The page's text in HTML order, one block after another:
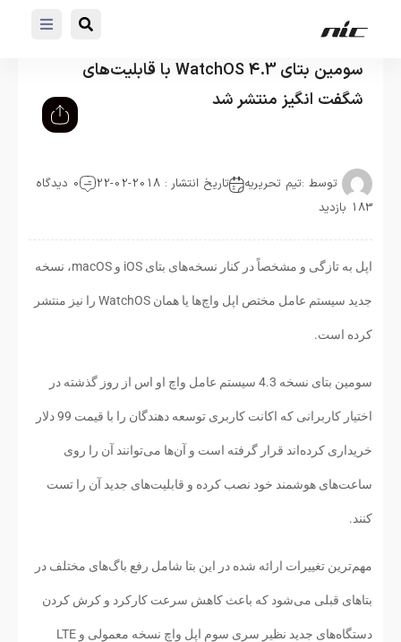
سومین بتای WatchOS 4.3 با قابلیت‌های
شگفت انگیز منتشر شد
توسط :تیم تحریریه تاریخ انتشار : 2018-02-22
0 دیدگاه
183 بازدید
اپل به تازگی و مشخصاً در کنار نسخه‌های بتای iOS و macOS، نسخه
جدید سیستم عامل مختص اپل واچ‌ها یا همان WatchOS را نیز منتشر
کرده است.
سومین بتای نسخه 4.3 سیستم عامل واچ او اس از روز گذشته در
اختیار کاربرانی که اکانت کاربری توسعه دهندگان را با قیمت 99 دلار
خریداری کرده‌اند قرار گرفته است و آن‌ها می‌توانند آن را روی
ساعت‌های هوشمند خود نصب کرده و قابلیت‌های جدید آن را تست
کنند.
مهم‌ترین تغییرات ارائه شده در این بتا شامل رفع باگ‌های مختلف در
بتاهای قبلی می‌شود که باعث کاهش سرعت کارکرد و کرش کردن
دستگاه‌های جدید نظیر سری سوم اپل واچ نسخه معمولی و LTE